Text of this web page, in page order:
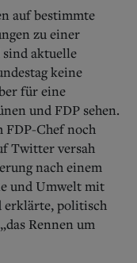
auf bestimmte
zu einer
aktuelle
keine
für eine
und FDP sehen.
FDP-Chef noch
Twitter versah
nach einem
und Umwelt mit
erklärte, politisch
Rennen um